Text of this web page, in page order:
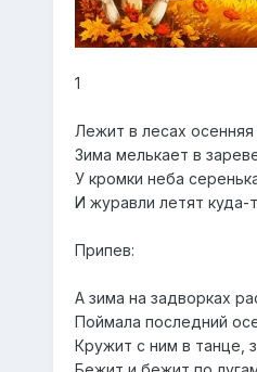
1
Лежит в лесах осенняя
Зима мелькает в зареве
У кромки неба
И журавли летят куда-
Припев:
А зима на задворках
Поймала последний
Кружит с ним в танце,